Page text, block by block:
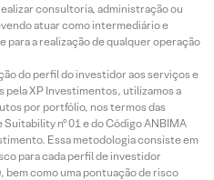
consultoria, administração ou
atuar como intermediário e
a realização de qualquer operação
do perfil do investidor aos serviços e
XP Investimentos, utilizamos a
por portfólio, nos termos das
nº 01 e do Código ANBIMA
Essa metodologia consiste em
para cada perfil de investidor
bem como uma pontuação de risco